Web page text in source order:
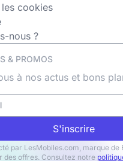
cookies
nous ?
& PROMOS
à nos actus et bons
S'inscrire
par LesMobiles.com, marque de
des offres. Consultez notre